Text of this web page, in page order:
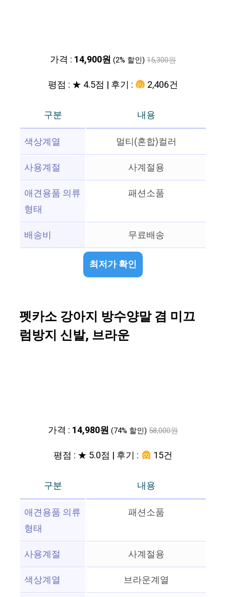
가격 : 14,900원 (2% 할인) 15,300원
평점 : ★ 4.5점 | 후기 : 2,406건
구분
내용
색상계열
멀티(혼합)컬러
사용계절
사계절용
애견용품 의류
형태
패션소품
배송비 무료배송
최저가 확인
펫카소 강아지 방수양말 겸 미끄
럼방지 신발, 브라운
가격 : 14,980원 (74% 할인) 58,000원
평점 : ★ 5.0점 | 후기 : 15건
구분
내용
애견용품 의류
형태
패션소품
사용계절
사계절용
색상계열
브라운계열